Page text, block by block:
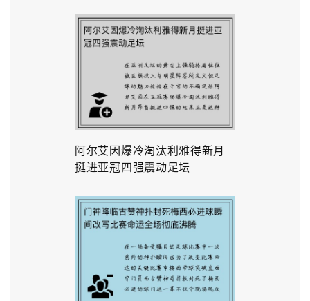
阿尔艾因爆冷淘汰利雅得新月
挺进亚冠四强震动足坛